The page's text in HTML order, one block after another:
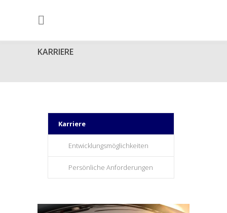
KARRIERE
Karriere
Entwicklungsmöglichkeiten
Persönliche Anforderungen